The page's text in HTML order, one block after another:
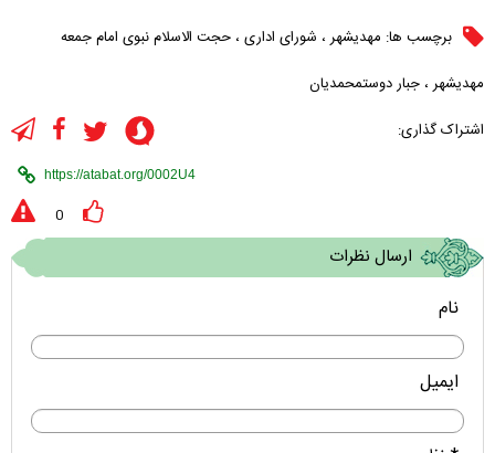
برچسب ها: مهدیشهر ، شورای اداری ، حجت الاسلام نبوی امام جمعه
مهدیشهر ، جبار دوستمحمدیان
اشتراک گذاری:
0
ارسال نظرات
نام
ایمیل